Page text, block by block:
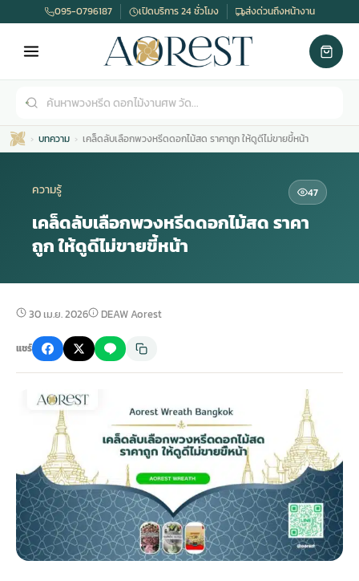
ดอกไม้หน้าศพ
จัดดอกไม้หน้าศพ
ดอกไม้หน้าหีบ
ดอกไม้หน้างานศพ
ดอกไม้หน้าโลง
จัดดอกไม้หน้ารูป
พวงหรีด กรุงเทพ
สั่งพวงหรีด
ร้านพวงหรีด
ดอกไม้พวงหรีด
พวงหรีดปทุม
พวงหรีดพระราม 2
มรุสีขาว
ไม้หน้าเมรุ
กไม้หน้าเมรุ
น้าเมรุ ราคา
มรุ กรุงเทพ
ไม้งานแต่ง
ไม้งานแต่ง ราคาถูก
ไม้งานแต่ง กรุงเทพ
อกไม้งานแต่ง
ดอกไม้งานแต่ง
ไม้งานแต่ง แบบสวยๆ
พวงหรีดพัดลม
พวงหรีดพัดลม ราคาถูก
พวงหรีดพัดลม กรุงเทพ
พวงหรีดพัดลม ส่งด่วน
สั่งพวงหรีดพัดลม
ร้านพวงหรีดพัดลม
รับจัดงานศพ
รับจัดงานศพ ครบวงจร
รับจัดงานศพ กรุงเทพ
แพ็คเกจจัดงานศพ
ค่าใช้จ่ายจัดงานศพ
จัดงานศพ วัด
095-0796187 เปิดบริการ 24 ชั่วโมง ส่งด่วนถึงหน้างาน
บทความ เคล็ดลับเลือกพวงหรีดดอกไม้สด ราคาถูก ให้ดูดีไม่ขายขี้หน้า
ความรู้ 47
เคล็ดลับเลือกพวงหรีดดอกไม้สด ราคา
ถูก ให้ดูดีไม่ขายขี้หน้า
30 เม.ย. 2026 DEAW Aorest
แชร์